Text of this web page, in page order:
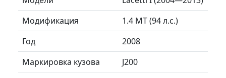
Модификация
1.4 MT (94 л.с.)
Год
2008
Маркировка кузова
J200